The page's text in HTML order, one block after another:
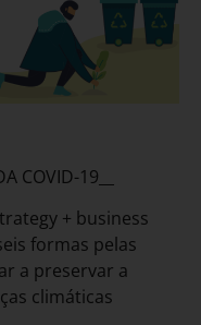
COVID-19__
+ business
formas pelas
a preservar a
climáticas